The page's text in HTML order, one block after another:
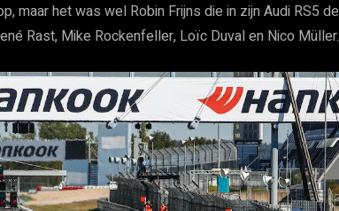
maar het was wel Robin Frijns die in zijn Audi RS5 de
Rast, Mike Rockenfeller, Loïc Duval en Nico Müller.